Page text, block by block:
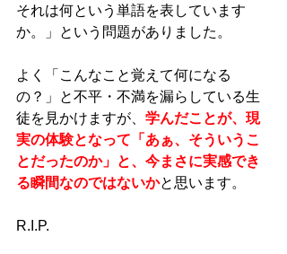
それは何という単語を表しています
か。」という問題がありました。
よく「こんなこと覚えて何になる
の？」と不平・不満を漏らしている生
徒を見かけますが、 学んだことが、現
実の体験となって「あぁ、そういうこ
とだったのか」と、今まさに実感でき
る瞬間なのではないかと思います。
R.I.P.